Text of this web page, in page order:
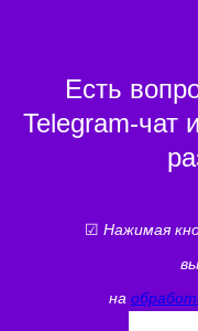
Есть
Telegram-
☑ Нажимая
на